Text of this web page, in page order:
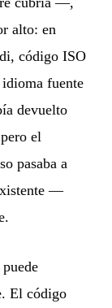
alto: en
código ISO
fuente
devuelto
el
pasaba a
—
El código